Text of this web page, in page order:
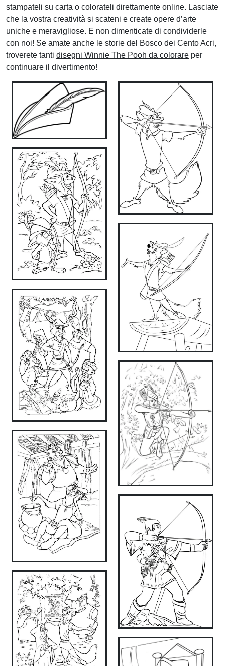
stampateli su carta o colorateli direttamente online. Lasciate
che la vostra creatività si scateni e create opere d’arte
uniche e meravigliose. E non dimenticate di condividerle
con noi! Se amate anche le storie del Bosco dei Cento Acri,
troverete tanti disegni Winnie The Pooh da colorare per
continuare il divertimento!